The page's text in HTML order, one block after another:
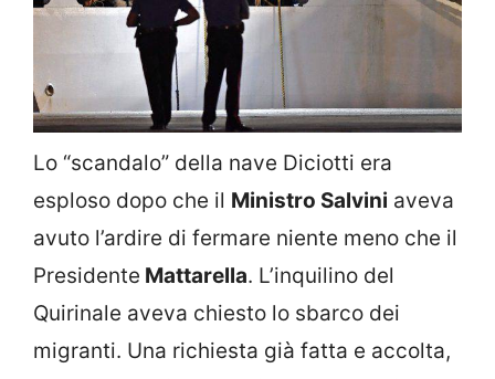
Lo “scandalo” della nave Diciotti era
esploso dopo che il Ministro Salvini aveva
avuto l’ardire di fermare niente meno che il
Presidente Mattarella. L’inquilino del
Quirinale aveva chiesto lo sbarco dei
migranti. Una richiesta già fatta e accolta,